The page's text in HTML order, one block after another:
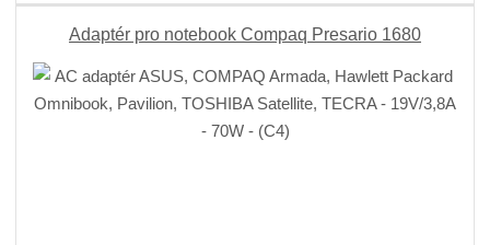
Adaptér pro notebook Compaq Presario 1680